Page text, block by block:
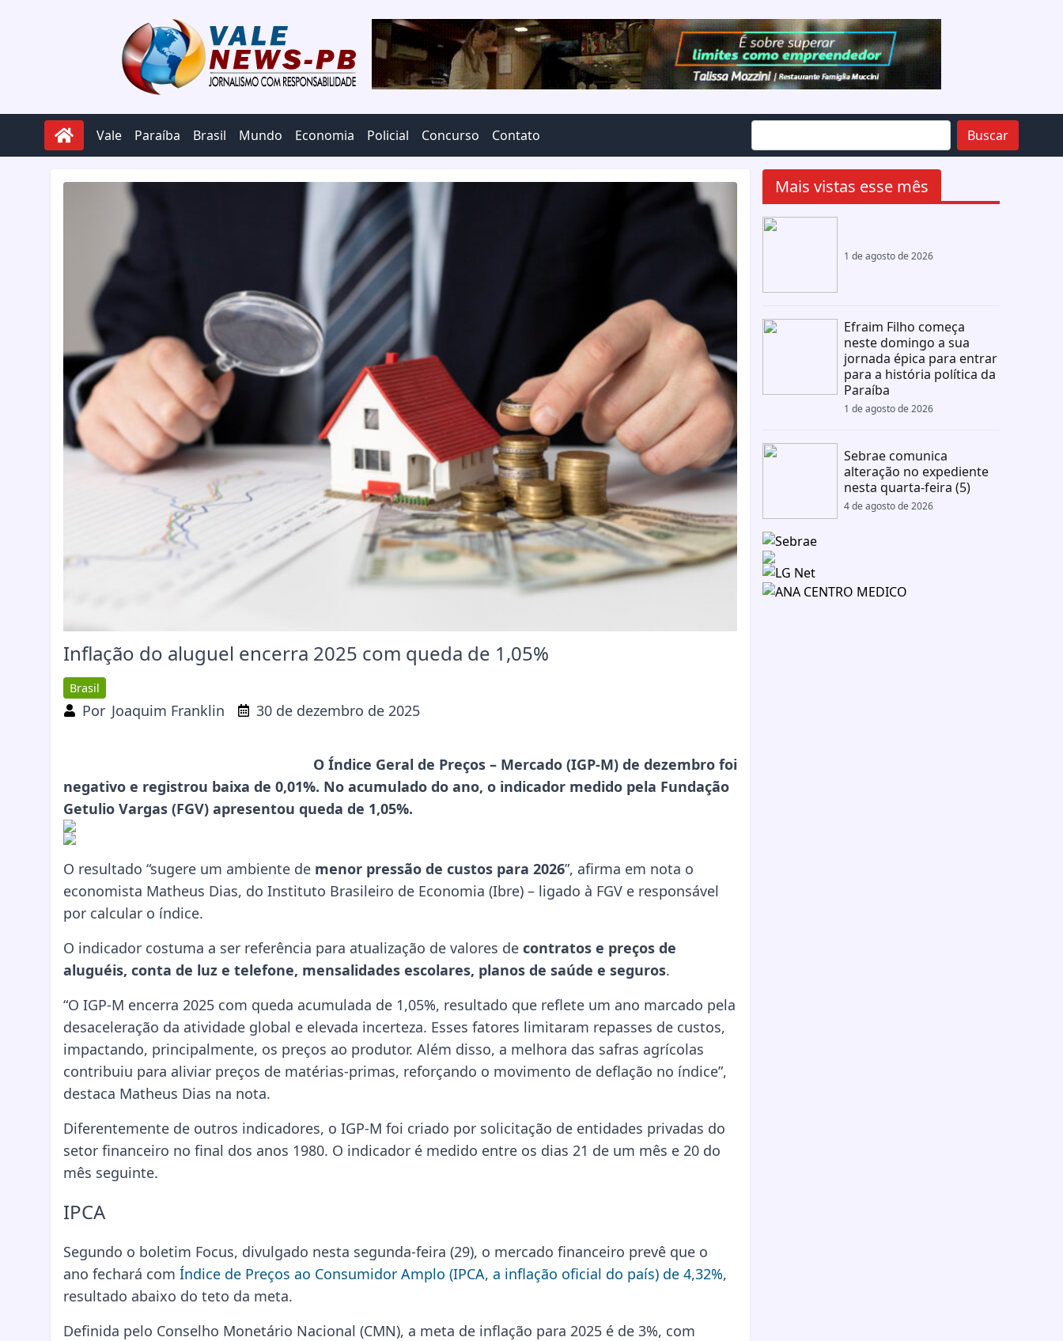
Vale Paraíba Brasil Mundo Economia Policial Concurso Contato Buscar
Inflação do aluguel encerra 2025 com queda de 1,05%
Brasil
Por Joaquim Franklin 30 de dezembro de 2025
O Índice Geral de Preços – Mercado (IGP-M) de dezembro foi
negativo e registrou baixa de 0,01%. No acumulado do ano, o indicador medido pela Fundação
Getulio Vargas (FGV) apresentou queda de 1,05%.
O resultado “sugere um ambiente de menor pressão de custos para 2026”, afirma em nota o
economista Matheus Dias, do Instituto Brasileiro de Economia (Ibre) – ligado à FGV e responsável
por calcular o índice.
O indicador costuma a ser referência para atualização de valores de contratos e preços de
aluguéis, conta de luz e telefone, mensalidades escolares, planos de saúde e seguros.
“O IGP-M encerra 2025 com queda acumulada de 1,05%, resultado que reflete um ano marcado pela
desaceleração da atividade global e elevada incerteza. Esses fatores limitaram repasses de custos,
impactando, principalmente, os preços ao produtor. Além disso, a melhora das safras agrícolas
contribuiu para aliviar preços de matérias-primas, reforçando o movimento de deflação no índice”,
destaca Matheus Dias na nota.
Diferentemente de outros indicadores, o IGP-M foi criado por solicitação de entidades privadas do
setor financeiro no final dos anos 1980. O indicador é medido entre os dias 21 de um mês e 20 do
mês seguinte.
IPCA
Segundo o boletim Focus, divulgado nesta segunda-feira (29), o mercado financeiro prevê que o
ano fechará com Índice de Preços ao Consumidor Amplo (IPCA, a inflação oficial do país) de 4,32%,
resultado abaixo do teto da meta.
Definida pelo Conselho Monetário Nacional (CMN), a meta de inflação para 2025 é de 3%, com
Mais vistas esse mês
1 de agosto de 2026
Efraim Filho começa
neste domingo a sua
jornada épica para entrar
para a história política da
Paraíba
1 de agosto de 2026
Sebrae comunica
alteração no expediente
nesta quarta-feira (5)
4 de agosto de 2026